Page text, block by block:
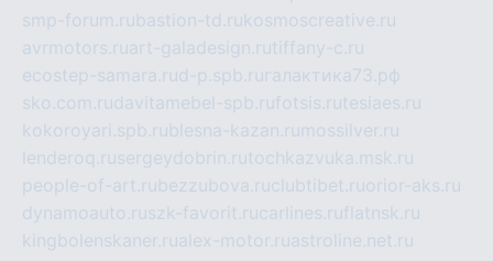
smp-forum.rubastion-td.rukosmoscreative.ru
avrmotors.ruart-galadesign.rutiffany-c.ru
ecostep-samara.rud-p.spb.ru галактика73.рф
sko.com.rudavitamebel-spb.rufotsis.rutesiaes.ru
kokoroyari.spb.rublesna-kazan.ru mossilver.ru
lenderoq.rusergeydobrin.rutochkazvuka.msk.ru
people-of-art.rubezzubova.ruclubtibet.ruorior-aks.ru
dynamoauto.ruszk-favorit.rucarlines.ruflatnsk.ru
kingbolenskaner.rualex-motor.ruastroline.net.ru